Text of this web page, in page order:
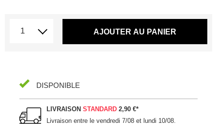
AJOUTER AU PANIER
DISPONIBLE
LIVRAISONSTANDARD 2,90 €*
Livraison entre levendredi 7/08 et lundi 10/08